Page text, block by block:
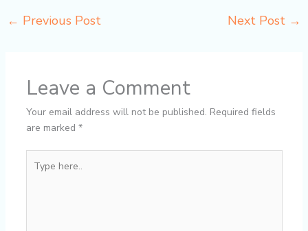
← Previous Post Next Post →
Leave a Comment
Your email address will not be published. Required fields
are marked *
here..